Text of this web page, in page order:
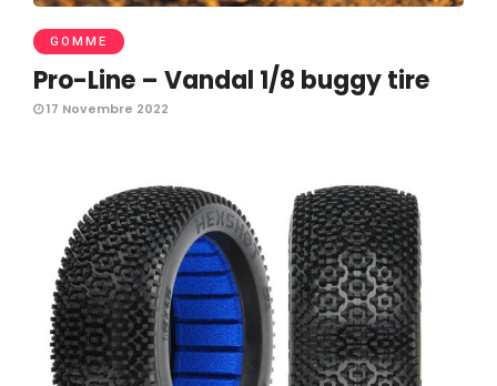
GOMME
Pro-Line – Vandal 1/8 buggy tire
17 Novembre 2022